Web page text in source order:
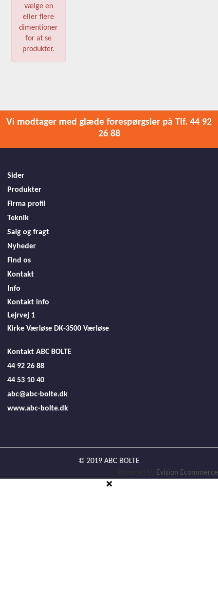
vælge en
eller flere
dimentioner
for at se
produkter.
Vi modtager med glæde forespørgsler på Tlf. 44 92
26 88
Sider
Produkter
Firma profil
Teknik
Salg og fragt
Nyheder
Find os
Kontakt
Info
Kontakt info
Lejrvej 1
Kirke Værløse DK-3500 Værløse
Kontakt ABC BOLTE
44 92 26 88
44 53 10 40
abc@abc-bolte.dk
www.abc-bolte.dk
© 2019 ABC BOLTE
Evision Ecommerce